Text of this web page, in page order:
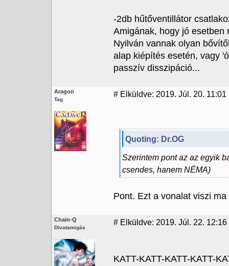
-2db hűtőventillátor
Amigának, hogy jó esetben
Nyilván vannak olyan
alap kiépítés esetén, vagy
passzív disszipáció...
Aragon
Tag
# Elküldve: 2019. Júl. 20. 11:01
Quoting: Dr.OG
Szerintem pont az az egyik
csendes, hanem NÉMA)
Pont. Ezt a vonalat viszi ma
Chain-Q
Divatamigás
# Elküldve: 2019. Júl. 22. 12:16
KATT-KATT-KATT-KATT-